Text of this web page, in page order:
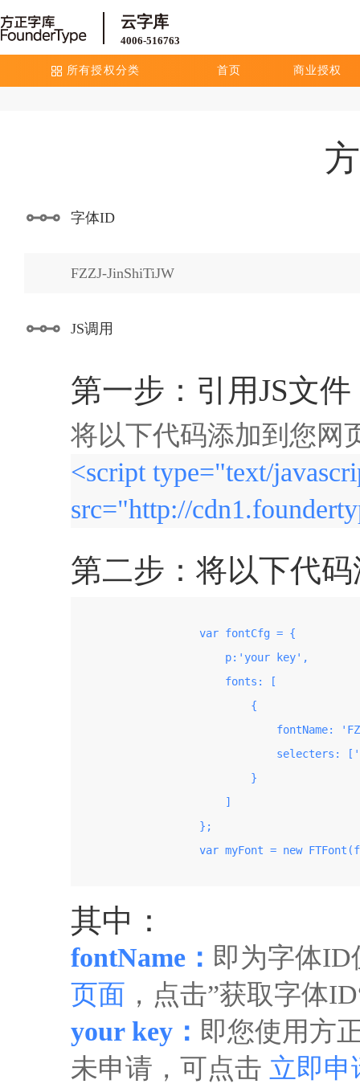
云字库
4006-516763
所有授权分类 首页 商业授权
字体ID
FZZJ-JinShiTiJW
JS调用
第一步：引用JS文件
将以下代码添加到您网
<script type="text/
src="http://
第二步：将以下代
                    var fontCfg = {
                        p:'your key',
                        fonts: [
                            {
fontName:
selecters:
                            }
                        ]
                    };
var myFont = new
其中：
fontName： 即为字体
页面 ，点击”获取字体
your key： 即您使用方
未申请，可点击 立即申